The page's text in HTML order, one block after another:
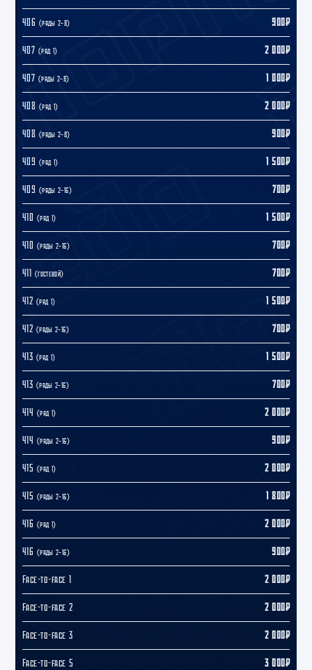
406 (ряды 2–8) 900₽
407 (ряд 1) 2 000₽
407 (ряды 2–8) 1 000₽
408 (ряд 1) 2 000₽
408 (ряды 2–8) 900₽
409 (ряд 1) 1 500₽
409 (ряды 2–16) 700₽
410 (ряд 1) 1 500₽
410 (ряды 2–16) 700₽
411 (гостевой) 700₽
412 (ряд 1) 1 500₽
412 (ряды 2–16) 700₽
413 (ряд 1) 1 500₽
413 (ряды 2–16) 700₽
414 (ряд 1) 2 000₽
414 (ряды 2–16) 900₽
415 (ряд 1) 2 000₽
415 (ряды 2–16) 1 800₽
416 (ряд 1) 2 000₽
416 (ряды 2–16) 900₽
Face-to-face 1 2 000₽
Face-to-face 2 2 000₽
Face-to-face 3 2 000₽
Face-to-face 5 3 000₽